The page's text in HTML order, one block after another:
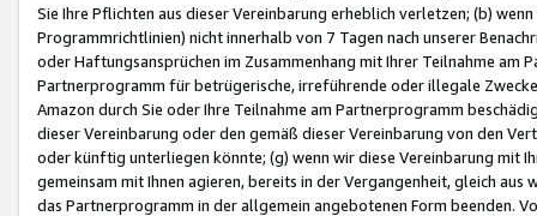
Sie Ihre Pflichten aus dieser Vereinbarung erheblich verletzen; (b)
Programmrichtlinien) nicht innerhalb von 7 Tagen nach unserer
oder Haftungsansprüchen im Zusammenhang mit Ihrer Teilnahme am
Partnerprogramm für betrügerische, irreführende oder illegale
Amazon durch Sie oder Ihre Teilnahme am Partnerprogramm
dieser Vereinbarung oder den gemäß dieser Vereinbarung von den
oder künftig unterliegen könnte; (g) wenn wir diese Vereinbarung mit
gemeinsam mit Ihnen agieren, bereits in der Vergangenheit, gleich
das Partnerprogramm in der allgemein angebotenen Form beenden.